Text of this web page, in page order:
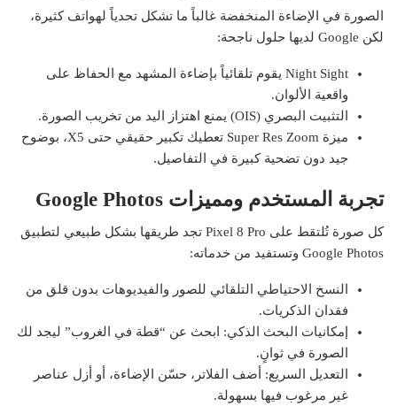
الصورة في الإضاءة المنخفضة غالباً ما تشكل تحدياً لهواتف كثيرة،
لكن Google لديها حلول ناجحة:
Night Sight يقوم تلقائياً بإضاءة المشهد مع الحفاظ على
واقعية الألوان.
التثبيت البصري (OIS) يمنع اهتزاز اليد من تخريب الصورة.
ميزة Super Res Zoom تعطيك تكبير حقيقي حتى X5، بوضوح
جيد دون تضحية كبيرة في التفاصيل.
تجربة المستخدم ومميزات Google Photos
كل صورة تُلتقط على Pixel 8 Pro تجد طريقها بشكل طبيعي لتطبيق
Google Photos وتستفيد من خدماته:
النسخ الاحتياطي التلقائي للصور والفيديوهات بدون قلق من
فقدان الذكريات.
إمكانيات البحث الذكي: ابحث عن “قطة في الغروب” ليجد لك
الصورة في ثوانٍ.
التعديل السريع: أضف الفلاتر، حسّن الإضاءة، أو أزل عناصر
غير مرغوب فيها بسهولة.